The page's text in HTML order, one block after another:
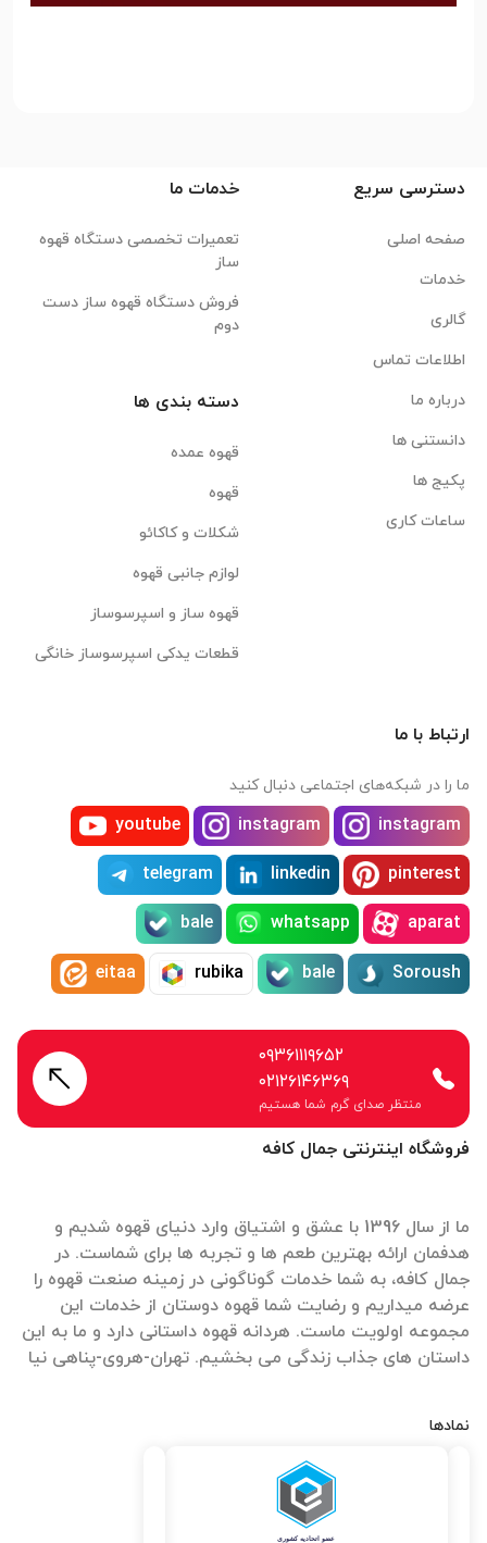
فروشگاه اینترنتی جمال کافه
ما از سال 1396 با عشق و اشتیاق وارد دنیای قهوه شدیم و
هدفمان ارائه بهترین طعم ها و تجربه ها برای شماست. در
جمال کافه، به شما خدمات گوناگونی در زمینه صنعت قهوه را
عرضه میداریم و رضایت شما قهوه دوستان از خدمات این
مجموعه اولویت ماست. هردانه قهوه داستانی دارد و ما به این
داستان های جذاب زندگی می بخشیم. تهران-هروی-پناهی نیا
نمادها
دسترسی سریع
صفحه اصلی
خدمات
گالری
اطلاعات تماس
درباره ما
دانستنی ها
پکیج ها
ساعات کاری
خدمات ما
تعمیرات تخصصی دستگاه قهوه
ساز
فروش دستگاه قهوه ساز دست
دوم
دسته بندی ها
قهوه عمده
قهوه
شکلات و کاکائو
لوازم جانبی قهوه
قهوه ساز و اسپرسوساز
قطعات یدکی اسپرسوساز خانگی
ارتباط با ما
ما را در شبکه‌های اجتماعی دنبال کنید
instagram
instagram
youtube
pinterest
linkedin
telegram
aparat
whatsapp
bale
Soroush
bale
rubika
eitaa
۰۹۳۶۱۱۱۹۶۵۲
۰۲۱۲۶۱۴۶۳۶۹
منتظر صدای گرم شما هستیم